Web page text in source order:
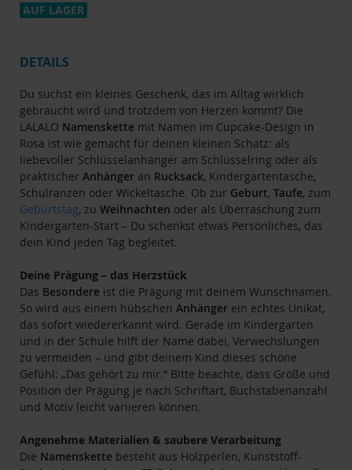
AUF LAGER
DETAILS
Du suchst ein kleines Geschenk, das im Alltag wirklich
gebraucht wird und trotzdem von Herzen kommt? Die
LALALO Namenskette mit Namen im Cupcake-Design in
Rosa ist wie gemacht für deinen kleinen Schatz: als
liebevoller Schlüsselanhänger am Schlüsselring oder als
praktischer Anhänger an Rucksack, Kindergartentasche,
Schulranzen oder Wickeltasche. Ob zur Geburt, Taufe, zum
Geburtstag, zu Weihnachten oder als Überraschung zum
Kindergarten-Start – Du schenkst etwas Persönliches, das
dein Kind jeden Tag begleitet.
Deine Prägung – das Herzstück
Das Besondere ist die Prägung mit deinem Wunschnamen.
So wird aus einem hübschen Anhänger ein echtes Unikat,
das sofort wiedererkannt wird. Gerade im Kindergarten
und in der Schule hilft der Name dabei, Verwechslungen
zu vermeiden – und gibt deinem Kind dieses schöne
Gefühl: „Das gehört zu mir.“ Bitte beachte, dass Größe und
Position der Prägung je nach Schriftart, Buchstabenanzahl
und Motiv leicht variieren können.
Angenehme Materialien & saubere Verarbeitung
Die Namenskette besteht aus Holzperlen, Kunststoff-